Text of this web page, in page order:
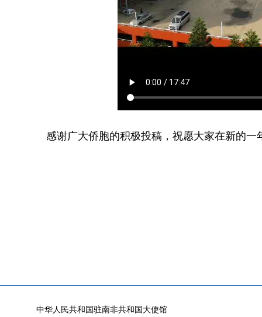
感谢广大侨胞的积极投稿，祝愿大家在新的一
中华人民共和国驻南非共和国大使馆